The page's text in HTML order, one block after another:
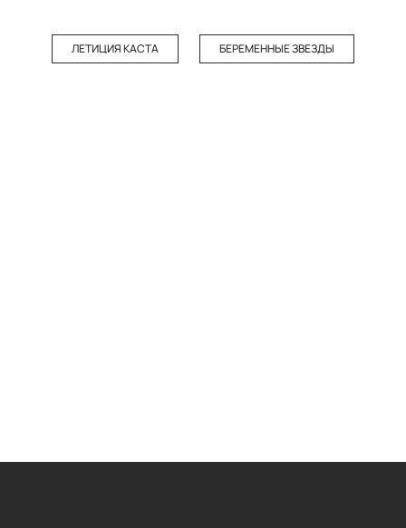
ЛЕТИЦИЯ КАСТА БЕРЕМЕННЫЕ ЗВЕЗДЫ